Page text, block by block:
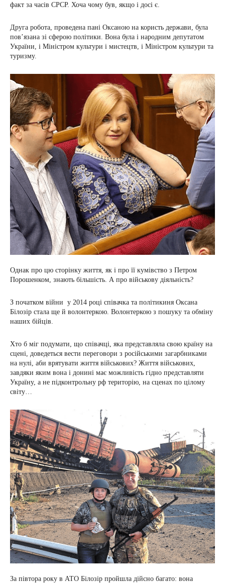
факт за часів СРСР. Хоча чому був, якщо і досі є.
Друга робота, проведена пані Оксаною на користь держави, була
пов’язана зі сферою політики. Вона була і народним депутатом
України, і Міністром культури і мистецтв, і Міністром культури та
туризму.
Однак про цю сторінку життя, як і про її кумівство з Петром
Порошенком, знають більшість. А про військову діяльність?
З початком війни у 2014 році співачка та політикиня Оксана
Білозір стала ще й волонтеркою. Волонтеркою з пошуку та обміну
наших бійців.
Хто б міг подумати, що співачці, яка представляла свою країну на
сцені, доведеться вести переговори з російськими загарбниками
на нулі, аби врятувати життя військових? Життя військових,
завдяки яким вона і донині має можливість гідно представляти
Україну, а не підконтрольну рф територію, на сценах по цілому
світу…
За півтора року в АТО Білозір пройшла дійсно багато: вона